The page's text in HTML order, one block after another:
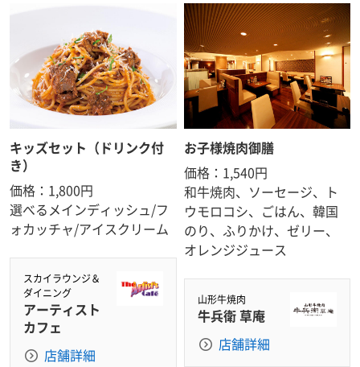
キッズセット（ドリンク付
き）
価格：1,800円
選べるメインディッシュ/フ
ォカッチャ/アイスクリーム
スカイラウンジ＆
ダイニング
アーティスト
カフェ
店舗詳細
お子様焼肉御膳
価格：1,540円
和牛焼肉、ソーセージ、ト
ウモロコシ、ごはん、韓国
のり、ふりかけ、ゼリー、
オレンジジュース
山形牛焼肉
牛兵衛 草庵
店舗詳細